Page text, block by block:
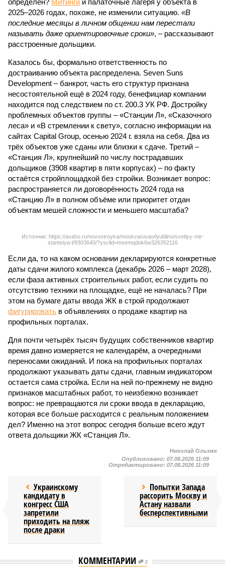
определён? Митинги и палаточные лагеря у объекта в
2025–2026 годах, похоже, не изменили ситуацию. «В
последние месяцы в личном общении нам перестали
называть даже ориентировочные сроки», – рассказывают
расстроенные дольщики.
Казалось бы, формально ответственность по
достраиванию объекта распределена. Seven Suns
Development – банкрот, часть его структур признана
несостоятельной ещё в 2024 году, бенефициар компании
находится под следствием по ст. 200.3 УК РФ. Достройку
проблемных объектов группы – «Станции Л», «Сказочного
леса» и «В стремлении к свету», согласно информации на
сайтах Capital Group, осенью 2024 г. взяла на себя. Два из
трёх объектов уже сданы или близки к сдаче. Третий –
«Станция Л», крупнейший по числу пострадавших
дольщиков (3908 квартир в пяти корпусах) – по факту
остаётся стройплощадкой без стройки. Возникает вопрос:
распространяется ли договорённость 2024 года на
«Станцию Л» в полном объёме или приоритет отдан
объектам мешей сложности и меньшего масштаба?
Источник: https://avaho.ru/novostroyka/moskva/uvao/lyublino/svetlyy-mir-
stantsiya-l/9303640/?ysclid=msemqdok6w326352116
Если да, то на каком основании декларируются конкретные
даты сдачи жилого комплекса (декабрь 2026 – март 2028),
если фаза активных строительных работ, если судить по
отсутствию техники на площадке, ещё не началась? При
этом на бумаге даты ввода ЖК в строй продолжают
фигурировать в объявлениях о продаже квартир на
профильных порталах.
Для почти четырёх тысяч будущих собственников квартир
время давно измеряется не календарём, а очередными
переносами ожиданий. И пока на профильных порталах
продолжают указывать даты сдачи, главным индикатором
остается сама стройка. Если на ней по-прежнему не видно
признаков масштабных работ, то неизбежно возникает
вопрос: не превращаются ли сроки ввода в декларацию,
которая все больше расходится с реальным положением
дел? Именно на этот вопрос сегодня больше всего ждут
ответа дольщики ЖК «Станция Л».
Николай Ольхин
Опубликовано: 07.08.2026 11:09
Отредактировано: 07.08.2026 11:09
Украинскому
кандидату в
конгресс США
запретили
приходить на пляж
после драки
Попытки Запада
рассорить Москву и
Астану назвали
бесперспективными
КОММЕНТАРИИ 0